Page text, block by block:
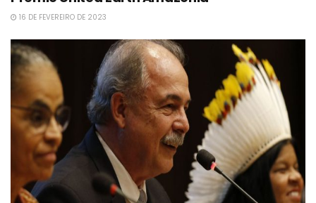
16 DE FEVEREIRO DE 2023